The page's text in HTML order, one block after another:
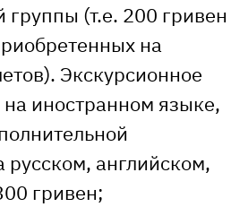
группы (т.е. 200 гривен
на
Экскурсионное
иностранном языке,
русском, английском,
гривен;